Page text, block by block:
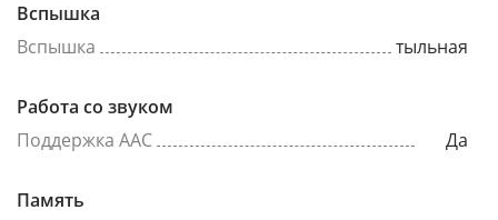
Вспышка
Вспышка
тыльная
Работа со звуком
Поддержка AAC
Да
Память